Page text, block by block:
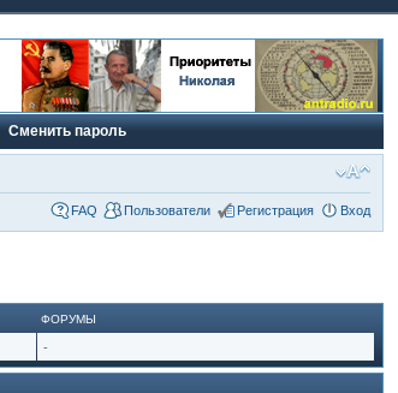
Сменить пароль
FAQ Пользователи Регистрация Вход
ФОРУМЫ
-